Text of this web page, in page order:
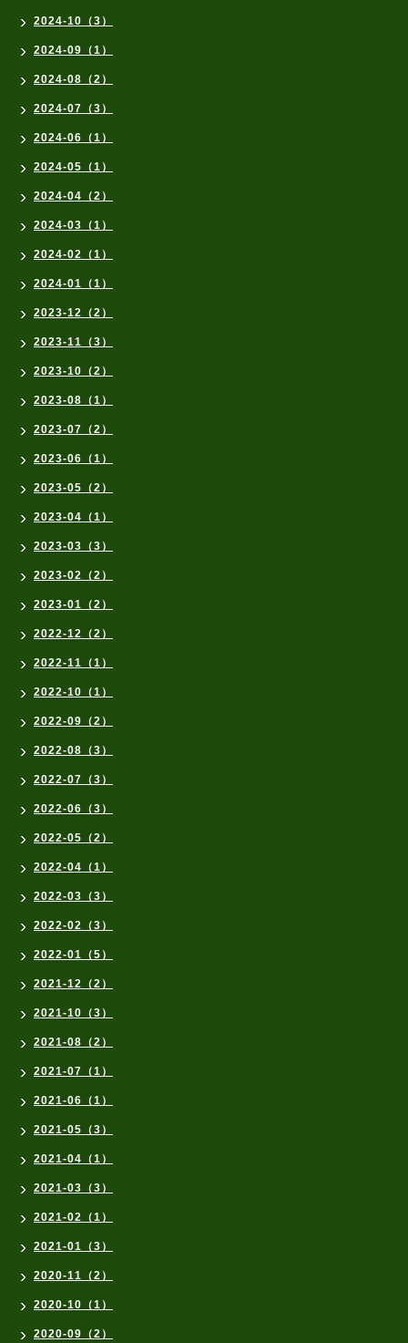
2024-10（3）
2024-09（1）
2024-08（2）
2024-07（3）
2024-06（1）
2024-05（1）
2024-04（2）
2024-03（1）
2024-02（1）
2024-01（1）
2023-12（2）
2023-11（3）
2023-10（2）
2023-08（1）
2023-07（2）
2023-06（1）
2023-05（2）
2023-04（1）
2023-03（3）
2023-02（2）
2023-01（2）
2022-12（2）
2022-11（1）
2022-10（1）
2022-09（2）
2022-08（3）
2022-07（3）
2022-06（3）
2022-05（2）
2022-04（1）
2022-03（3）
2022-02（3）
2022-01（5）
2021-12（2）
2021-10（3）
2021-08（2）
2021-07（1）
2021-06（1）
2021-05（3）
2021-04（1）
2021-03（3）
2021-02（1）
2021-01（3）
2020-11（2）
2020-10（1）
2020-09（2）